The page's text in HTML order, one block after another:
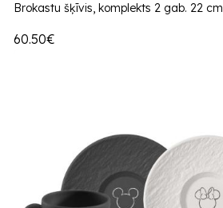
Brokastu šķīvis, komplekts 2 gab. 22 cm
60.50€